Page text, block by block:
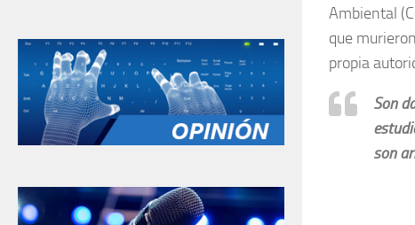
Ambiental
que
propia
Son
son